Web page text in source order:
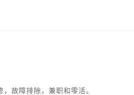
故障排除，兼职和零活。